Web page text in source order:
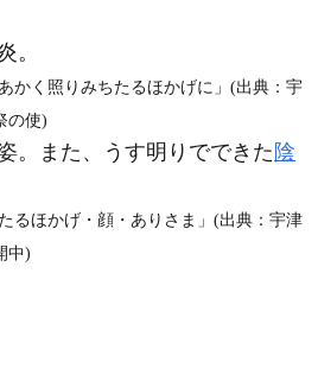
。
かく照りみちたるほかげに」(出典：宇
の使)
。また、うす明りでできた 陰
るほかげ・顔・ありさま」(出典：宇津
中)